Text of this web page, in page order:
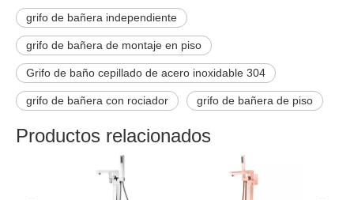
grifo de bañera independiente
grifo de bañera de montaje en piso
Grifo de baño cepillado de acero inoxidable 304
grifo de bañera con rociador grifo de bañera de piso
Productos relacionados